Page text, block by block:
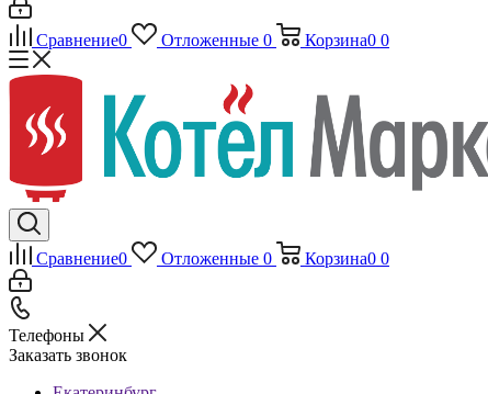
Сравнение0 Отложенные 0 Корзина0 0
Сравнение0 Отложенные 0 Корзина0 0
Телефоны
Заказать звонок